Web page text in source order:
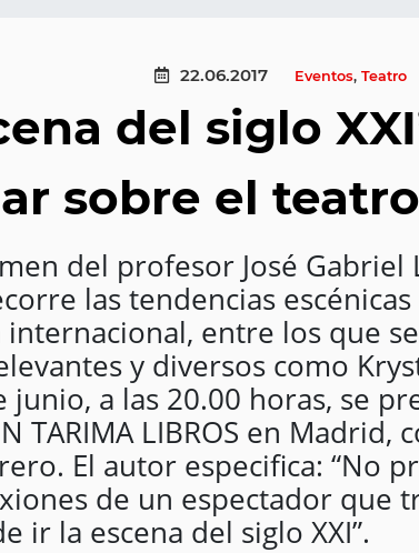
22.06.2017 Eventos,Teatro
del siglo
sobre el
del profesor José Gabriel
las tendencias
entre los que
y diversos como
junio, a las 20.00 horas, se
TARIMA LIBROS en Madrid,
El autor especifica: “No
de un espectador que
ir la escena del siglo XXI”.